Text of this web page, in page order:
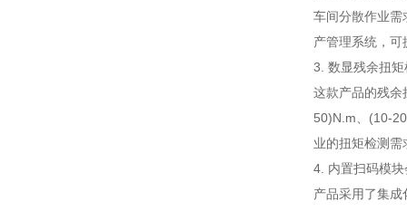
车间分散作业需
产管理系统，可
3. 数显残余扭
这款产品的残余
50)N.m、(10-
业的扭矩检测需
4. 内置扫码模
产品采用了集